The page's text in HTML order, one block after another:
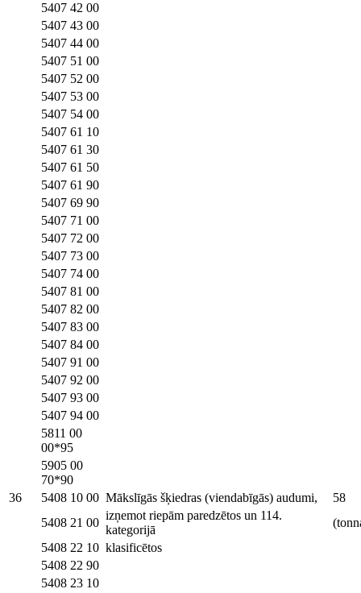
5407 42 00
5407 43 00
5407 44 00
5407 51 00
5407 52 00
5407 53 00
5407 54 00
5407 61 10
5407 61 30
5407 61 50
5407 61 90
5407 69 90
5407 71 00
5407 72 00
5407 73 00
5407 74 00
5407 81 00
5407 82 00
5407 83 00
5407 84 00
5407 91 00
5407 92 00
5407 93 00
5407 94 00
5811 00
00*95
5905 00
70*90
36
5408 10 00 Mākslīgās šķiedras (viendabīgās) audumi,
58
5408 21 00
izņemot riepām paredzētos un 114.
kategorijā
5408 22 10 klasificētos
5408 22 90
5408 23 10